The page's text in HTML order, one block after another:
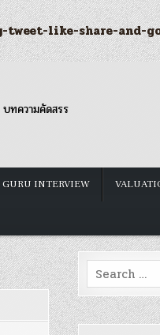
like-share-and-
ความคัดสรร
GURU INTERVIEW
Search
for: